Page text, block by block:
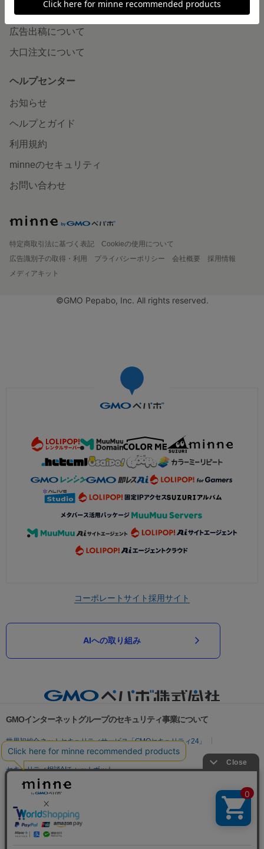
企業の方へ
広告出稿について
大口注文について
ヘルプセンター
お知らせ
ヘルプとガイド
利用規約
minneのセキュリティ
お問い合わせ
特定商取引法に基づく表記
Cookieの使用について
広告識別子の取得・利用
プライバシーポリシー 会社概要
採用情報
メディアキット
©GMO Pepabo, Inc. All rights reserved.
コーポレートサイト採用サイト
AIへの取り組み
GMOインターネットグループのセキュリティ事業について
世界初総合ネットセキュリティサービス「GMOセキュリティ24」
パスワード漏洩診断
Webサイトリスク診断
セキュリティ相談AIチャットボット
実在証明・盗聴対策
サイバー攻撃対策（GMO Flatt Security）
セキュリティ事業の軌跡